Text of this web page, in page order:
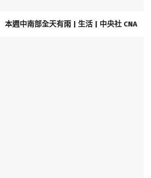
週中南部全天有雨 | 生活 | 中央社 CNA